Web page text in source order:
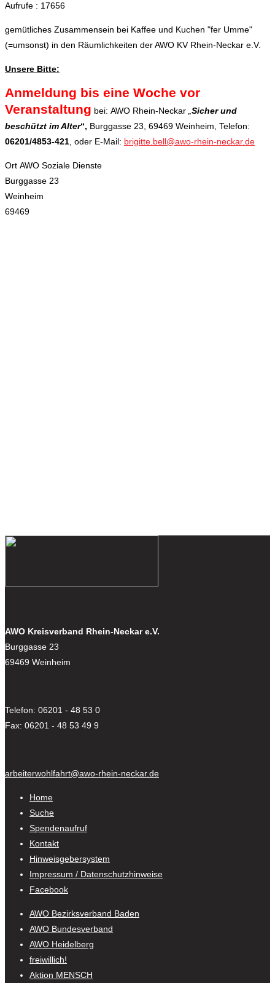
Aufrufe : 17656
gemütliches Zusammensein bei Kaffee und Kuchen "fer Umme"
(=umsonst) in den Räumlichkeiten der AWO KV Rhein-Neckar e.V.
Unsere Bitte:
Anmeldung bis eine Woche vor
Veranstaltung bei: AWO Rhein-Neckar Sicher und
beschützt im Alter“, Burggasse 23, 69469 Weinheim, Telefon:
06201/4853-421 , oder E-Mail: brigitte.bell@awo-rhein-neckar.de
Ort AWO Soziale Dienste
Burggasse 23
Weinheim
69469
AWO Kreisverband Rhein-Neckar e.V.
Burggasse 23
69469 Weinheim
Telefon: 06201 - 48 53 0
Fax: 06201 - 48 53 49 9
arbeiterwohlfahrt@awo-rhein-neckar.de
Home
Suche
Spendenaufruf
Kontakt
Hinweisgebersystem
Impressum / Datenschutzhinweise
Facebook
AWO Bezirksverband Baden
AWO Bundesverband
AWO Heidelberg
freiwillich!
Aktion MENSCH